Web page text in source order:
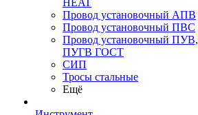
HEAT
Провод установочный АПВ
Провод установочный ПВС
Провод установочный ПУВ,
ПУГВ ГОСТ
СИП
Тросы стальные
Ещё